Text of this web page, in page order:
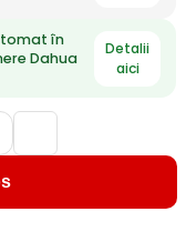
în
Dahua
Detalii
aici